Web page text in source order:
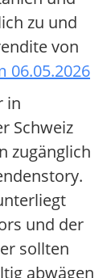
zu und
von
06.05.2026
in
Schweiz
zugänglich
und der
sollten
abwägen